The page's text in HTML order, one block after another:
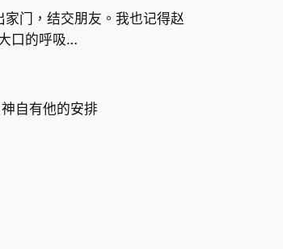
门，结交朋友。我也记得赵
口的呼吸…
自有他的安排